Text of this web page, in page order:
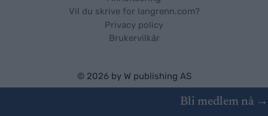
Bli medlem nå →
Vil du skrive for langrenn.com?
Privacy policy
Brukervilkår
© 2026 by W publishing AS